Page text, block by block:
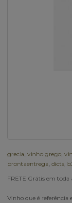
grecia vinho grego
prontaentrega dicts
FRETE Grátis em
Vinho que é referência